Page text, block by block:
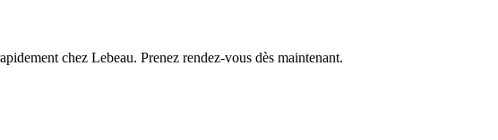
chez Lebeau. Prenez rendez-vous dès maintenant.